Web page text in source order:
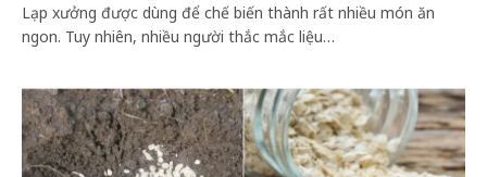
Lạp xưởng được dùng để chế biến thành rất nhiều món ăn
ngon. Tuy nhiên, nhiều người thắc mắc liệu…